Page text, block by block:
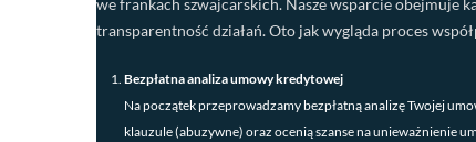
transparentność działań. Oto jak wygląda proces
Bezpłatna analiza umowy kredytowej
Na początek przeprowadzamy bezpłatną analizę Twojej
klauzule (abuzywne) oraz ocenią szanse na unieważnienie